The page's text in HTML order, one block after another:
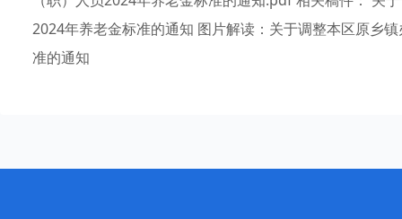
2024年养老金标准的通知 图片解读：关于调整本区原乡
准的通知